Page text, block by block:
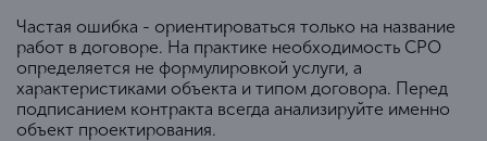
Частая ошибка - ориентироваться только на название
работ в договоре. На практике необходимость СРО
определяется не формулировкой услуги, а
характеристиками объекта и типом договора. Перед
подписанием контракта всегда анализируйте именно
объект проектирования.